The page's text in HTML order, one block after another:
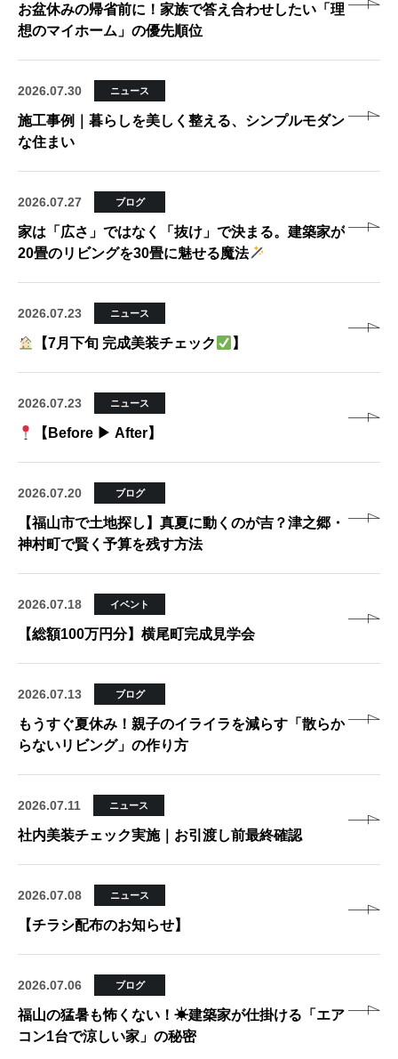
お盆休みの帰省前に！家族で答え合わせしたい「理
想のマイホーム」の優先順位
2026.07.30 ニュース
施工事例｜暮らしを美しく整える、シンプルモダン
な住まい
2026.07.27 ブログ
家は「広さ」ではなく「抜け」で決まる。建築家が
20畳のリビングを30畳に魅せる魔法
2026.07.23 ニュース
【7月下旬 完成美装チェック 】
2026.07.23 ニュース
【Before ▶ After】
2026.07.20 ブログ
【福山市で土地探し】真夏に動くのが吉？津之郷・
神村町で賢く予算を残す方法
2026.07.18 イベント
【総額100万円分】横尾町完成見学会
2026.07.13 ブログ
もうすぐ夏休み！親子のイライラを減らす「散らか
らないリビング」の作り方
2026.07.11 ニュース
社内美装チェック実施｜お引渡し前最終確認
2026.07.08 ニュース
【チラシ配布のお知らせ】
2026.07.06 ブログ
福山の猛暑も怖くない！☀建築家が仕掛ける「エア
コン1台で涼しい家」の秘密